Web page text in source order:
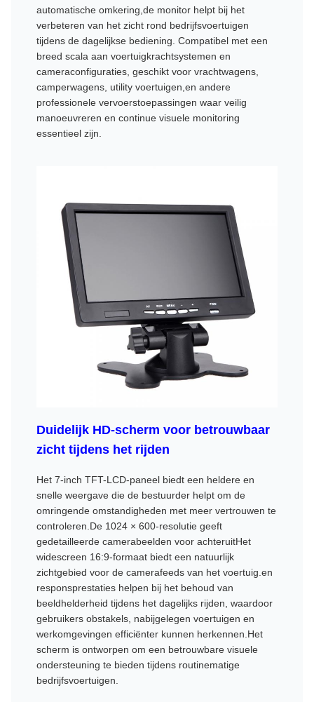
automatische omkering,de monitor helpt bij het
verbeteren van het zicht rond bedrijfsvoertuigen
tijdens de dagelijkse bediening. Compatibel met een
breed scala aan voertuigkrachtsystemen en
cameraconfiguraties, geschikt voor vrachtwagens,
camperwagens, utility voertuigen,en andere
professionele vervoerstoepassingen waar veilig
manoeuvreren en continue visuele monitoring
essentieel zijn.
Duidelijk HD-scherm voor betrouwbaar
zicht tijdens het rijden
Het 7-inch TFT-LCD-paneel biedt een heldere en
snelle weergave die de bestuurder helpt om de
omringende omstandigheden met meer vertrouwen te
controleren.De 1024 × 600-resolutie geeft
gedetailleerde camerabeelden voor achteruitHet
widescreen 16:9-formaat biedt een natuurlijk
zichtgebied voor de camerafeeds van het voertuig.en
responsprestaties helpen bij het behoud van
beeldhelderheid tijdens het dagelijks rijden, waardoor
gebruikers obstakels, nabijgelegen voertuigen en
werkomgevingen efficiënter kunnen herkennen.Het
scherm is ontworpen om een betrouwbare visuele
ondersteuning te bieden tijdens routinematige
bedrijfsvoertuigen.